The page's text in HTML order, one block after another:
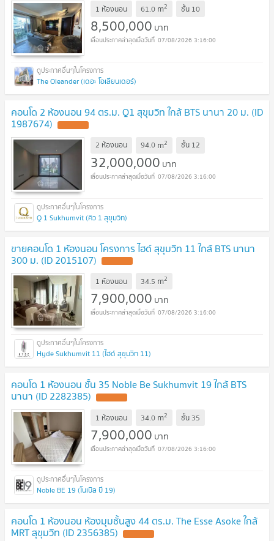
1 ห้องนอน 61.0 m2 ชั้น 10
8,500,000 บาท
07/08/2026 3:16:00
The Oleander (เดอะ โอเลียนเดอร์)
คอนโด 2 ห้องนอน 94 ตร.ม. Q1 สุขุมวิท ใกล้ BTS นานา 20 ม. (ID
1987674)
2 ห้องนอน 94.0 m2 ชั้น 12
32,000,000 บาท
07/08/2026 3:16:00
Q 1 Sukhumvit (คิว 1 สุขุมวิท)
ขายคอนโด 1 ห้องนอน โครงการ ไฮด์ สุขุมวิท 11 ใกล้ BTS นานา
300 ม. (ID 2015107)
1 ห้องนอน 34.5 m2
7,900,000 บาท
07/08/2026 3:16:00
Hyde Sukhumvit 11 (ไฮด์ สุขุมวิท 11)
คอนโด 1 ห้องนอน ชั้น 35 Noble Be Sukhumvit 19 ใกล้ BTS
นานา (ID 2282385)
1 ห้องนอน 34.0 m2 ชั้น 35
7,900,000 บาท
07/08/2026 3:16:00
Noble BE 19 (โนเบิล บี 19)
คอนโด 1 ห้องนอน ห้องมุมชั้นสูง 44 ตร.ม. The Esse Asoke ใกล้
MRT สุขุมวิท (ID 2356385)